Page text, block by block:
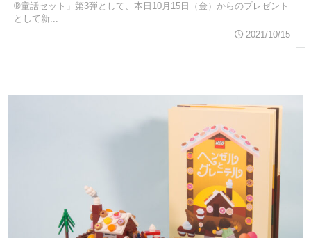
®童話セット」第3弾として、本日10月15日（金）からのプレゼント
として新...
2021/10/15